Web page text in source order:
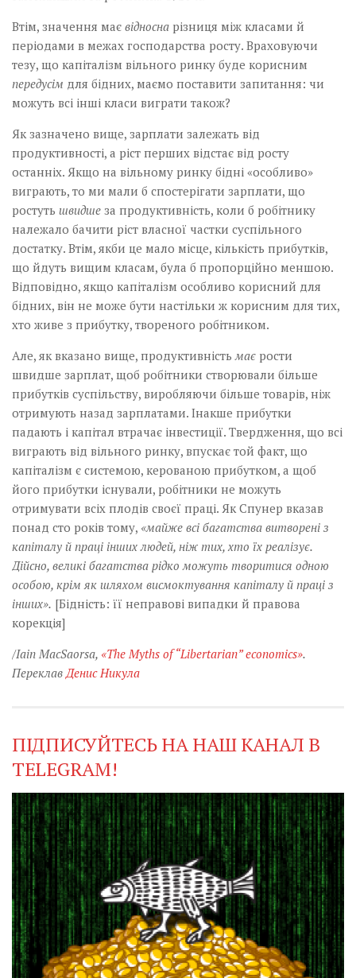
Втім, значення має відносна різниця між класами й
періодами в межах господарства росту. Враховуючи
тезу, що капіталізм вільного ринку буде корисним
передусім для бідних, маємо поставити запитання: чи
можуть всі інші класи виграти також?
Як зазначено вище, зарплати залежать від
продуктивності, а ріст перших відстає від росту
останніх. Якщо на вільному ринку бідні «особливо»
виграють, то ми мали б спостерігати зарплати, що
ростуть швидше за продуктивність, коли б робітнику
належало бачити ріст власної частки суспільного
достатку. Втім, якби це мало місце, кількість прибутків,
що йдуть вищим класам, була б пропорційно меншою.
Відповідно, якщо капіталізм особливо корисний для
бідних, він не може бути настільки ж корисним для тих,
хто живе з прибутку, твореного робітником.
Але, як вказано вище, продуктивністьмає рости
швидше зарплат, щоб робітники створювали більше
прибутків суспільству, виробляючи більше товарів, ніж
отримують назад зарплатами. Інакше прибутки
падають і капітал втрачає інвестиції. Твердження, що всі
виграють від вільного ринку, впускає той факт, що
капіталізм є системою, керованою прибутком, а щоб
його прибутки існували, робітники не можуть
отримувати всіх плодів своєї праці. Як Спунер вказав
понад сто років тому, «майже всі багатства витворені з
капіталу й праці інших людей, ніж тих, хто їх реалізує.
Дійсно, великі багатства рідко можуть творитися одною
особою, крім як шляхом висмоктування капіталу й праці з
інших». [Бідність: її неправові випадки й правова
корекція]
/Iain MacSaorsa, «The Myths of “Libertarian” economics».
ПереклавДенис Никула
ПІДПИСУЙТЕСЬ НА НАШ КАНАЛ В
TELEGRAM!